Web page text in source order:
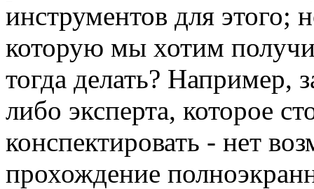
инструментов для этого;
которую мы хотим
тогда делать? Например,
либо эксперта, которое
конспектировать - нет
прохождение